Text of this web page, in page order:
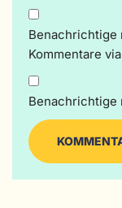
Benachrichtige
Kommentare
Benachrichtige